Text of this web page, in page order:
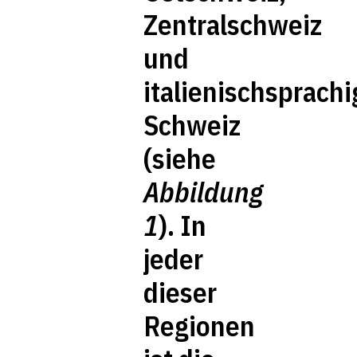
Zentralschweiz
und
Schweiz
(siehe
Abbildung
1). In
jeder
dieser
Regionen